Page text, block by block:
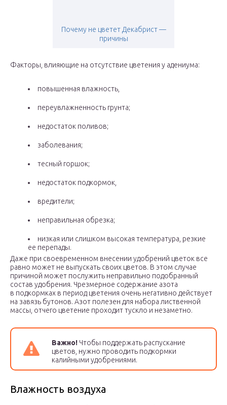
Почему не цветет Декабрист —
причины
Факторы, влияющие на отсутствие цветения у адениума:
повышенная влажность,
переувлажненность грунта;
недостаток поливов;
заболевания;
тесный горшок;
недостаток подкормок,
вредители;
неправильная обрезка;
низкая или слишком высокая температура, резкие
ее перепады.
Даже при своевременном внесении удобрений цветок все
равно может не выпускать своих цветов. В этом случае
причиной может послужить неправильно подобранный
состав удобрения. Чрезмерное содержание азота
в подкормках в период цветения очень негативно действует
на завязь бутонов. Азот полезен для набора лиственной
массы, отчего цветение проходит тускло и незаметно.
Важно! Чтобы поддержать распускание
цветов, нужно проводить подкормки
калийными удобрениями.
Влажность воздуха